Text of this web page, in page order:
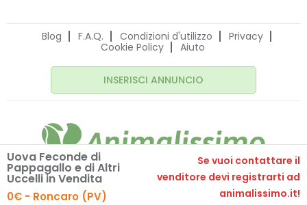
Uova Feconde di
Pappagallo e di Altri
Uccelli in Vendita
0€ - Roncaro (PV)
Se vuoi contattare il
venditore devi registrarti ad
animalissimo.it!
Blog F.A.Q. Condizioni d'utilizzo
Privacy
Cookie Policy
Aiuto
INSERISCI ANNUNCIO
© 2020 Animalissimo.it - P.IVA 04582550275
Made with
comunicafacile.eu